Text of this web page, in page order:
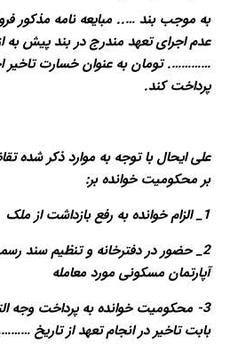
به موجب بند ….. مبایعه نامه مذکور
عدم اجرای تعهد مندرج در بند پیش به
…………. تومان به عنوان خسارت تاخیر
پرداخت کند.
علی ایحال با توجه به موارد ذکر شده
بر محکومیت خوانده بر:
1_ الزام خوانده به رفع بازداشت از ملک
2_ حضور در دفترخانه و تنظیم سند
آپارتمان مسکونی مورد معامله
3- محکومیت خوانده به پرداخت وجه
بابت تاخیر در انجام تعهد از تاریخ